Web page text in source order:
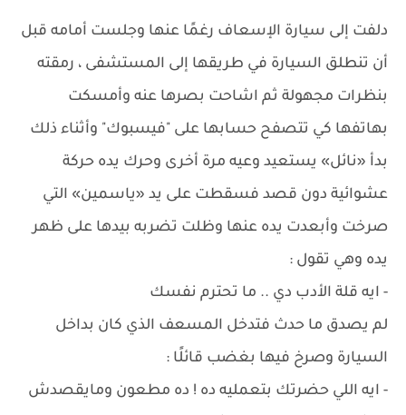
دلفت إلى سيارة الإسعاف رغمًا عنها وجلست أمامه قبل
أن تنطلق السيارة في طريقها إلى المستشفى ، رمقته
بنظرات مجهولة ثم اشاحت بصرها عنه وأمسكت
بهاتفها كي تتصفح حسابها على "فيسبوك" وأثناء ذلك
بدأ «نائل» يستعيد وعيه مرة أخرى وحرك يده حركة
عشوائية دون قصد فسقطت على يد «ياسمين» التي
صرخت وأبعدت يده عنها وظلت تضربه بيدها على ظهر
يده وهي تقول :
- ايه قلة الأدب دي .. ما تحترم نفسك
لم يصدق ما حدث فتدخل المسعف الذي كان بداخل
السيارة وصرخ فيها بغضب قائلًا :
- ايه اللي حضرتك بتعمليه ده ! ده مطعون ومايقصدش